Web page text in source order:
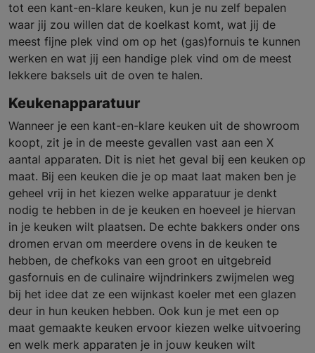
tot een kant-en-klare keuken, kun je nu zelf bepalen
waar jij zou willen dat de koelkast komt, wat jij de
meest fijne plek vind om op het (gas)fornuis te kunnen
werken en wat jij een handige plek vind om de meest
lekkere baksels uit de oven te halen.
Keukenapparatuur
Wanneer je een kant-en-klare keuken uit de showroom
koopt, zit je in de meeste gevallen vast aan een X
aantal apparaten. Dit is niet het geval bij een keuken op
maat. Bij een keuken die je op maat laat maken ben je
geheel vrij in het kiezen welke apparatuur je denkt
nodig te hebben in de je keuken en hoeveel je hiervan
in je keuken wilt plaatsen. De echte bakkers onder ons
dromen ervan om meerdere ovens in de keuken te
hebben, de chefkoks van een groot en uitgebreid
gasfornuis en de culinaire wijndrinkers zwijmelen weg
bij het idee dat ze een wijnkast koeler met een glazen
deur in hun keuken hebben. Ook kun je met een op
maat gemaakte keuken ervoor kiezen welke uitvoering
en welk merk apparaten je in jouw keuken wilt